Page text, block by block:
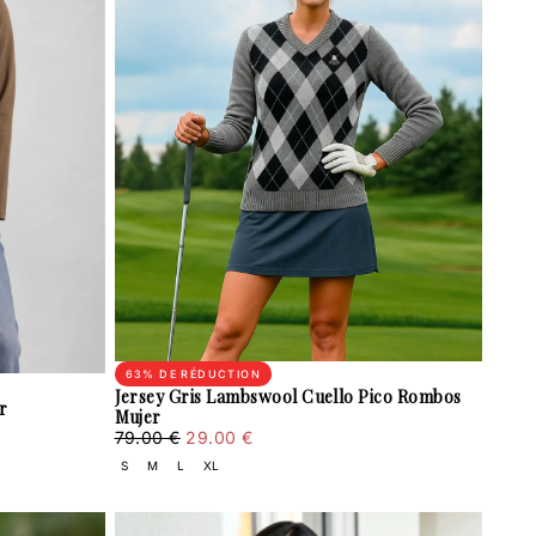
Jersey Gris Lambswool Cuello Pico Rombos
Mujer
63 % DE RÉDUCTION
29.00
€
Prix
régulier
79.00 € Prix
minimum
29.00 €
S M L XL